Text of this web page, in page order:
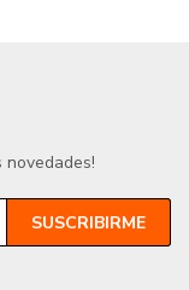
novedades!
SUSCRIBIRME